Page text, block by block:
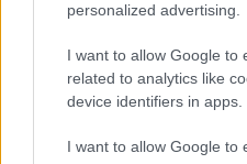
personalized advertising.
I want to allow Google to
related to analytics like
device identifiers in apps.
I want to allow Google to